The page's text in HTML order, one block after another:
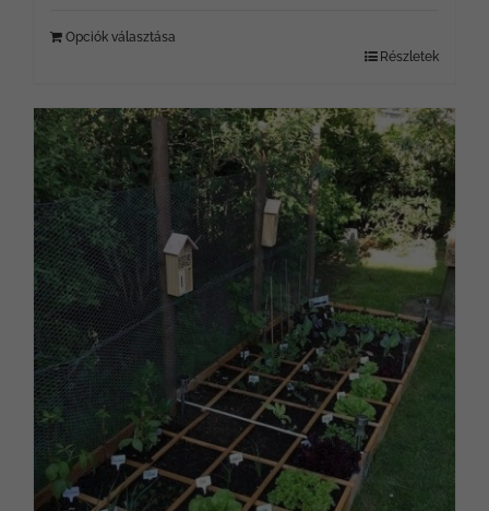
Opciók választása
Részletek